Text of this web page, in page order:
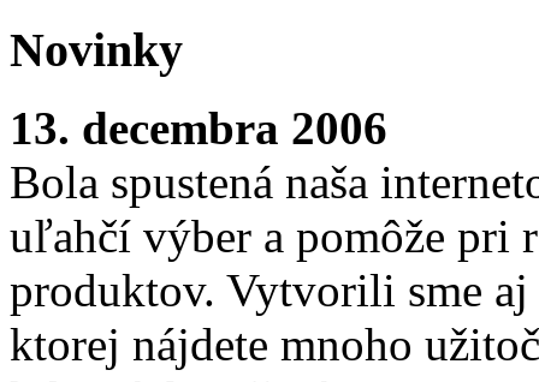
Novinky
13. decembra 2006
Bola spustená naša
uľahčí výber a pomôže pri
produktov. Vytvorili sme
ktorej nájdete mnoho